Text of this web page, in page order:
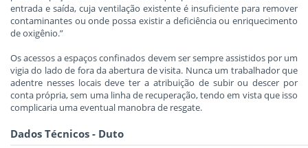
entrada e saída, cuja ventilação existente é insuficiente para remover
contaminantes ou onde possa existir a deficiência ou enriquecimento
de oxigênio.”
Os acessos a espaços confinados devem ser sempre assistidos por um
vigia do lado de fora da abertura de visita. Nunca um trabalhador que
adentre nesses locais deve ter a atribuição de subir ou descer por
conta própria, sem uma linha de recuperação, tendo em vista que isso
complicaria uma eventual manobra de resgate.
Dados Técnicos - Duto